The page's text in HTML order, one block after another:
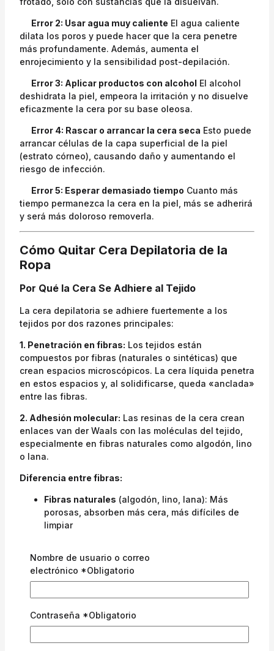
Error 2: Usar agua muy caliente El agua caliente
dilata los poros y puede hacer que la cera penetre
más profundamente. Además, aumenta el
enrojecimiento y la sensibilidad post-depilación.
Error 3: Aplicar productos con alcohol El alcohol
deshidrata la piel, empeora la irritación y no disuelve
eficazmente la cera por su base oleosa.
Error 4: Rascar o arrancar la cera seca Esto puede
arrancar células de la capa superficial de la piel
(estrato córneo), causando daño y aumentando el
riesgo de infección.
Error 5: Esperar demasiado tiempo Cuanto más
tiempo permanezca la cera en la piel, más se adherirá
y será más doloroso removerla.
Cómo Quitar Cera Depilatoria de la
Ropa
Por Qué la Cera Se Adhiere al Tejido
La cera depilatoria se adhiere fuertemente a los
tejidos por dos razones principales:
1. Penetración en fibras: Los tejidos están
compuestos por fibras (naturales o sintéticas) que
crean espacios microscópicos. La cera líquida penetra
en estos espacios y, al solidificarse, queda «anclada»
entre las fibras.
2. Adhesión molecular: Las resinas de la cera crean
enlaces van der Waals con las moléculas del tejido,
especialmente en fibras naturales como algodón, lino
o lana.
Diferencia entre fibras:
Fibras naturales (algodón, lino, lana): Más
porosas, absorben más cera, más difíciles de
limpiar
más fáciles de limpiar
bajo cero, se produce una cristalización que la hace
Nombre de usuario o correo
electrónico *Obligatorio
Contraseña *Obligatorio